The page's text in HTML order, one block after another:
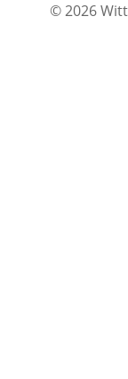
© 2026 Witt